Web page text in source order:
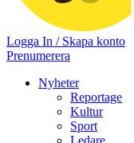
Logga In / Skapa konto
Prenumerera
Nyheter
Reportage
Kultur
Sport
Ledare